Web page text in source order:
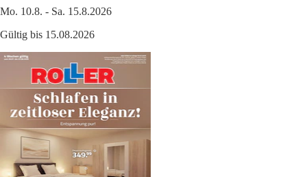
Mo. 10.8. - Sa. 15.8.2026
Gültig bis 15.08.2026